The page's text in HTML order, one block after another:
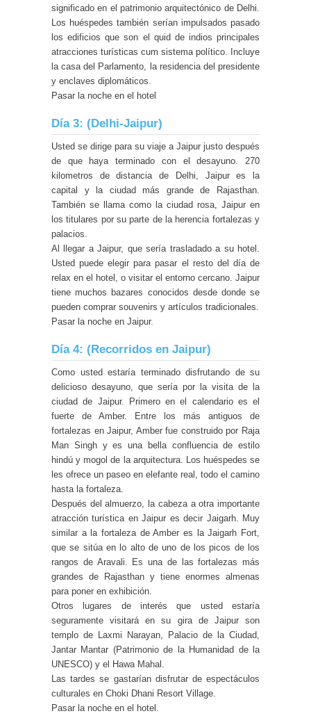
significado en el patrimonio arquitectónico de Delhi.
Los huéspedes también serían impulsados ​​pasado
los edificios que son el quid de indios principales
atracciones turísticas cum sistema político. Incluye
la casa del Parlamento, la residencia del presidente
y enclaves diplomáticos.
Pasar la noche en el hotel
Día 3: (Delhi-Jaipur)
Usted se dirige para su viaje a Jaipur justo después
de que haya terminado con el desayuno. 270
kilometros de distancia de Delhi, Jaipur es la
capital y la ciudad más grande de Rajasthan.
También se llama como la ciudad rosa, Jaipur en
los titulares por su parte de la herencia fortalezas y
palacios.
Al llegar a Jaipur, que sería trasladado a su hotel.
Usted puede elegir para pasar el resto del día de
relax en el hotel, o visitar el entorno cercano. Jaipur
tiene muchos bazares conocidos desde donde se
pueden comprar souvenirs y artículos tradicionales.
Pasar la noche en Jaipur.
Día 4: (Recorridos en Jaipur)
Como usted estaría terminado disfrutando de su
delicioso desayuno, que sería por la visita de la
ciudad de Jaipur. Primero en el calendario es el
fuerte de Amber. Entre los más antiguos de
fortalezas en Jaipur, Amber fue construido por Raja
Man Singh y es una bella confluencia de estilo
hindú y mogol de la arquitectura. Los huéspedes se
les ofrece un paseo en elefante real, todo el camino
hasta la fortaleza.
Después del almuerzo, la cabeza a otra importante
atracción turística en Jaipur es decir Jaigarh. Muy
similar a la fortaleza de Amber es la Jaigarh Fort,
que se sitúa en lo alto de uno de los picos de los
rangos de Aravali. Es una de las fortalezas más
grandes de Rajasthan y tiene enormes almenas
para poner en exhibición.
Otros lugares de interés que usted estaría
seguramente visitará en su gira de Jaipur son
templo de Laxmi Narayan, Palacio de la Ciudad,
Jantar Mantar (Patrimonio de la Humanidad de la
UNESCO) y el Hawa Mahal.
Las tardes se gastarían disfrutar de espectáculos
culturales en Choki Dhani Resort Village.
Pasar la noche en el hotel.